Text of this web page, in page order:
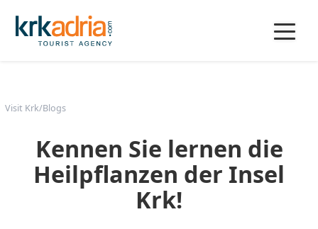
Visit Krk/Blogs
Kennen Sie lernen die
Heilpflanzen der Insel
Krk!